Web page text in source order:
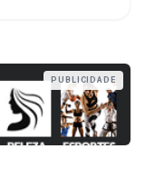
PUBLICIDADE